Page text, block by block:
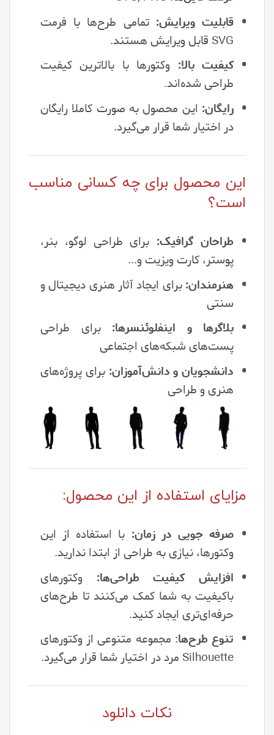
قابلیت ویرایش: تمامی طرح‌ها با فرمت
SVG قابل ویرایش هستند.
کیفیت بالا: وکتورها با بالاترین کیفیت
طراحی شده‌اند.
رایگان: این محصول به صورت کاملا رایگان
در اختیار شما قرار می‌گیرد.
این محصول برای چه کسانی مناسب
است؟
طراحان گرافیک: برای طراحی لوگو، بنر،
پوستر، کارت ویزیت و...
هنرمندان:برای ایجاد آثار هنری دیجیتال و
سنتی
بلاگرها و اینفلوئنسرها: برای طراحی
پست‌های شبکه‌های اجتماعی
دانشجویان و دانش‌آموزان: برای پروژه‌های
هنری و طراحی
مزایای استفاده از این محصول:
صرفه جویی در زمان: با استفاده از این
وکتورها، نیازی به طراحی از ابتدا ندارید.
افزایش کیفیت طراحی‌ها: وکتورهای
باکیفیت به شما کمک می‌کنند تا طرح‌های
حرفه‌ای‌تری ایجاد کنید.
تنوع طرح‌ها: مجموعه متنوعی از وکتورهای
Silhouette مرد در اختیار شما قرار می‌گیرد.
نکات دانلود